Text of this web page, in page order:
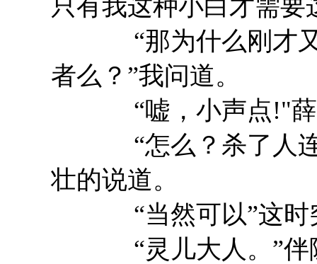
只有我这种小白才需
“那为什么刚才又
者么？”我问道。
“嘘，小声点!"薛
“怎么？杀了人连
壮的说道。
“当然可以”这时突
“灵儿大人。”伴随